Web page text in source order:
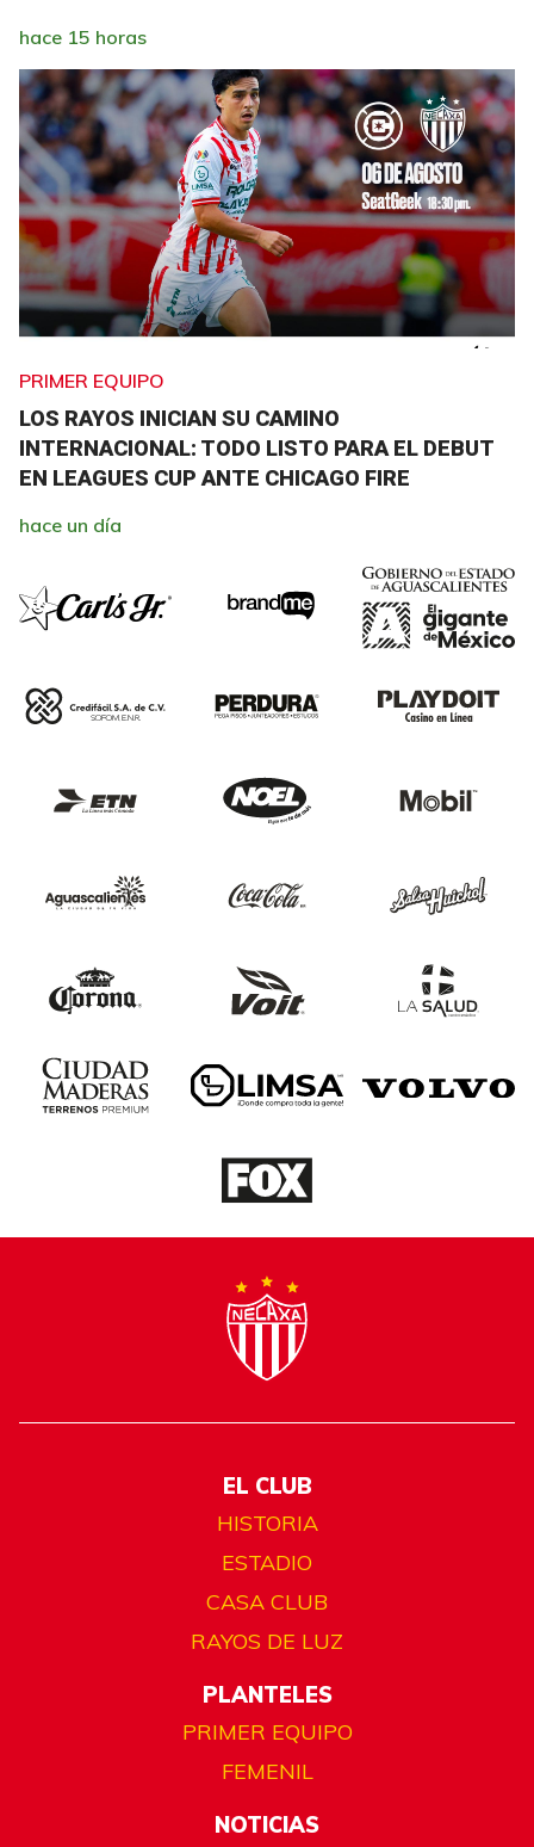
hace 15 horas
PRIMER EQUIPO
LOS RAYOS INICIAN SU CAMINO
INTERNACIONAL: TODO LISTO PARA EL DEBUT
EN LEAGUES CUP ANTE CHICAGO FIRE
hace un día
EL CLUB
HISTORIA
ESTADIO
CASA CLUB
RAYOS DE LUZ
PLANTELES
PRIMER EQUIPO
FEMENIL
NOTICIAS